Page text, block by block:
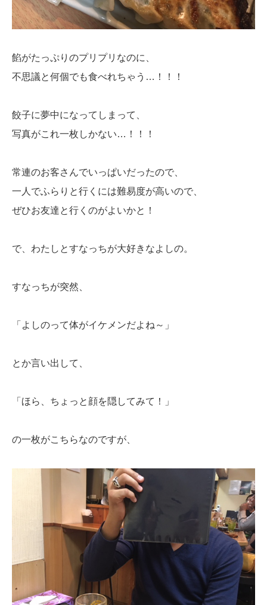
餡がたっぷりのプリプリなのに、
不思議と何個でも食べれちゃう…！！！
餃子に夢中になってしまって、
写真がこれ一枚しかない…！！！
常連のお客さんでいっぱいだったので、
一人でふらりと行くには難易度が高いので、
ぜひお友達と行くのがよいかと！
で、わたしとすなっちが大好きなよしの。
すなっちが突然、
「よしのって体がイケメンだよね～」
とか言い出して、
「ほら、ちょっと顔を隠してみて！」
の一枚がこちらなのですが、